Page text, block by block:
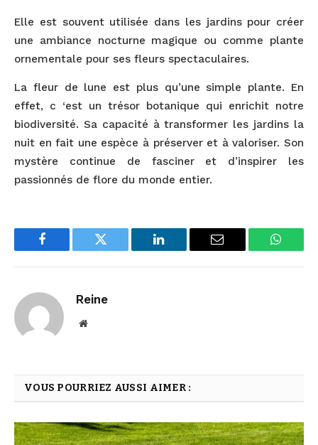
Elle est souvent utilisée dans les jardins pour créer
une ambiance nocturne magique ou comme plante
ornementale pour ses fleurs spectaculaires.
La fleur de lune est plus qu’une simple plante. En
effet, c ‘est un trésor botanique qui enrichit notre
biodiversité. Sa capacité à transformer les jardins la
nuit en fait une espèce à préserver et à valoriser. Son
mystère continue de fasciner et d’inspirer les
passionnés de flore du monde entier.
Facebook Twitter LinkedIn Email
Reine
Website
VOUS POURRIEZ AUSSI AIMER :